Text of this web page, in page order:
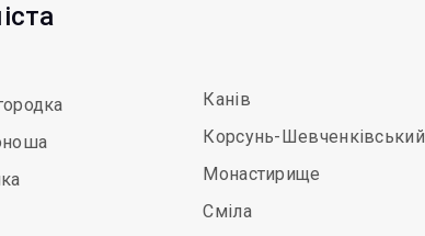
Канів
Корсунь-Шевченківський
Монастирище
Сміла